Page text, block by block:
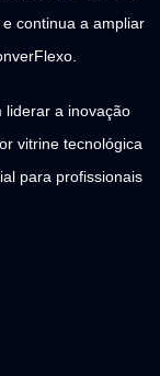
continua a ampliar
liderar a inovação
vitrine tecnológica
para profissionais